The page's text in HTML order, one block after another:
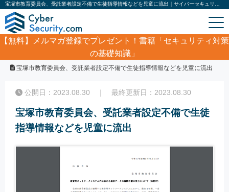
【無料】
メルマガ登録でプレゼント！書籍「セキュリティ対策
の基礎知識」
サイバーセキュリティ・情報漏洩ニュース
宝塚市教育委員会、受託業者設定不備で生徒指導情報などを児童に流出
公開日：2023.08.30 ｜ 最終更新日：2023.08.30
宝塚市教育委員会、受託業者設定不備で生徒
指導情報などを児童に流出